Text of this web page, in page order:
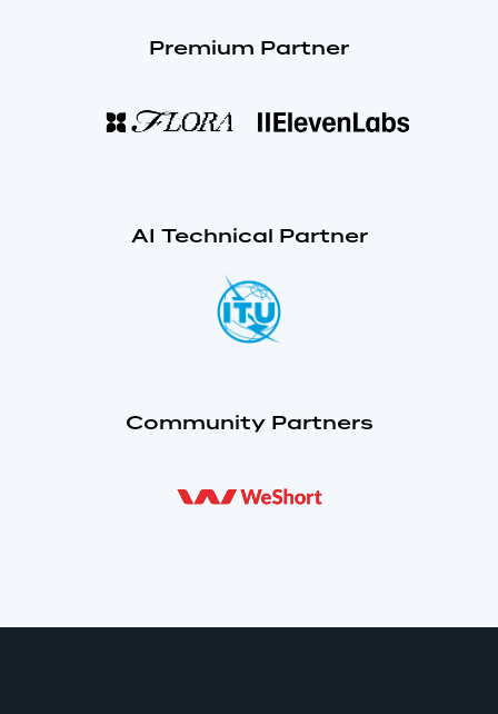
Premium Partner
AI Technical Partner
Community Partners